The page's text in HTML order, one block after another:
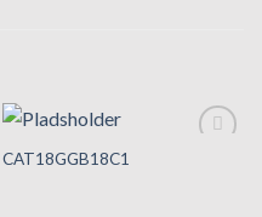
CAT18GGB18C1